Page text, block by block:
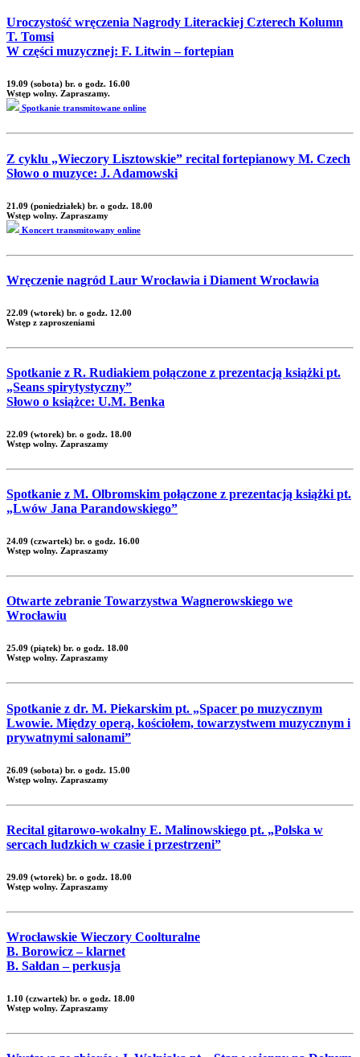
Uroczystość wręczenia Nagrody Literackiej Czterech Kolumn
T. Tomsi
W części muzycznej: F. Litwin – fortepian
19.09 (sobota) br. o godz. 16.00
Wstęp wolny. Zapraszamy.
Spotkanie transmitowane online
Z cyklu „Wieczory Lisztowskie” recital fortepianowy M. Czech
Słowo o muzyce: J. Adamowski
21.09 (poniedziałek) br. o godz. 18.00
Wstęp wolny. Zapraszamy
Koncert transmitowany online
Wręczenie nagród Laur Wrocławia i Diament Wrocławia
22.09 (wtorek) br. o godz. 12.00
Wstęp z zaproszeniami
Spotkanie z R. Rudiakiem połączone z prezentacją książki pt.
„Seans spirytystyczny”
Słowo o książce: U.M. Benka
22.09 (wtorek) br. o godz. 18.00
Wstęp wolny. Zapraszamy
Spotkanie z M. Olbromskim połączone z prezentacją książki pt.
„Lwów Jana Parandowskiego”
24.09 (czwartek) br. o godz. 16.00
Wstęp wolny. Zapraszamy
Otwarte zebranie Towarzystwa Wagnerowskiego we
Wrocławiu
25.09 (piątek) br. o godz. 18.00
Wstęp wolny. Zapraszamy
Spotkanie z dr. M. Piekarskim pt. „Spacer po muzycznym
Lwowie. Między operą, kościołem, towarzystwem muzycznym i
prywatnymi salonami”
26.09 (sobota) br. o godz. 15.00
Wstęp wolny. Zapraszamy
Recital gitarowo-wokalny E. Malinowskiego pt. „Polska w
sercach ludzkich w czasie i przestrzeni”
29.09 (wtorek) br. o godz. 18.00
Wstęp wolny. Zapraszamy
Wrocławskie Wieczory Coolturalne
B. Borowicz – klarnet
B. Sałdan – perkusja
1.10 (czwartek) br. o godz. 18.00
Wstęp wolny. Zapraszamy